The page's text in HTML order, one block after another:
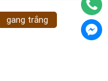
gang trắng